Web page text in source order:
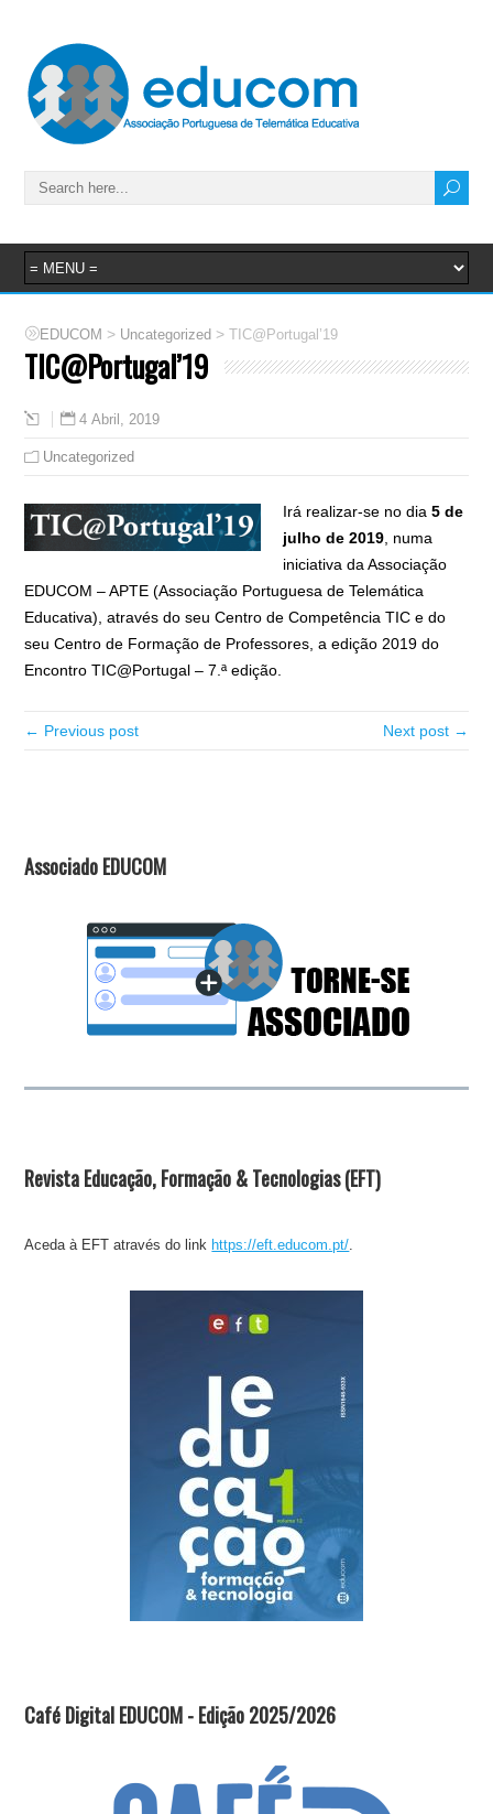
EDUCOM > Uncategorized > TIC@Portugal’19
TIC@Portugal’19
4 Abril, 2019
Uncategorized
Irá realizar-se no dia5 de
julho de 2019 , numa
iniciativa da Associação
EDUCOM – APTE (Associação Portuguesa de Telemática
Educativa), através do seu Centro de Competência TIC e do
seu Centro de Formação de Professores, a edição 2019 do
Encontro TIC@Portugal – 7.ª edição.
← Previous post Next post →
Associado EDUCOM
Revista Educação, Formação & Tecnologias (EFT)
Aceda à EFT através do link https://eft.educom.pt/.
Café Digital EDUCOM - Edição 2025/2026